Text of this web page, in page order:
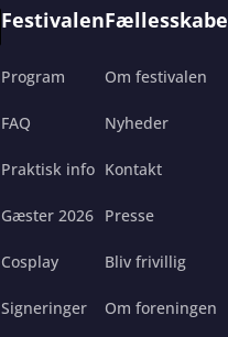
Festivalen
Program
FAQ
Praktisk info
Gæster 2026
Cosplay
Signeringer
Om festivalen
Nyheder
Kontakt
Presse
Bliv frivillig
Om foreningen